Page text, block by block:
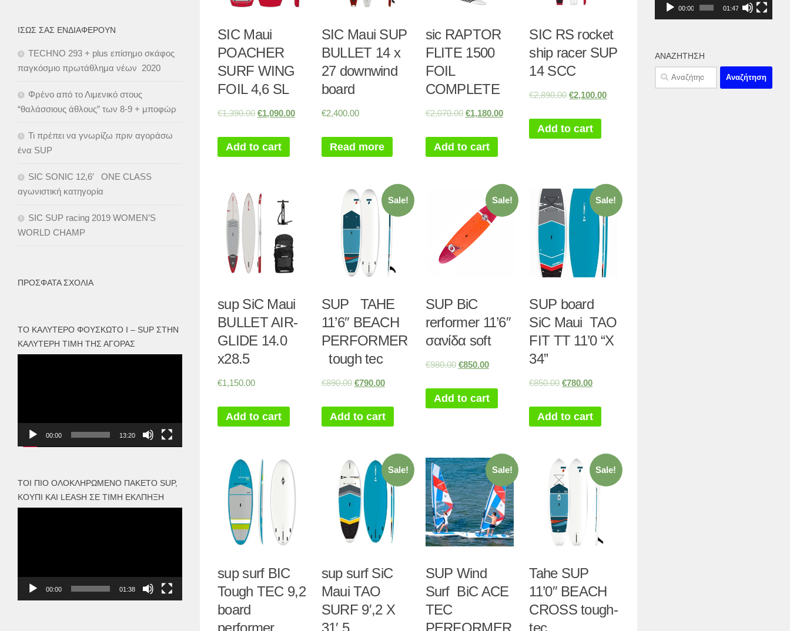
SIC Maui
POACHER
SURF WING
FOIL 4,6 SL
€1,390.00 €1,090.00
Add to cart
SIC Maui SUP
BULLET 14 x
27 downwind
board
€2,400.00
Read more
sic RAPTOR
FLITE 1500
FOIL
COMPLETE
€2,070.00 €1,180.00
Add to cart
SIC RS rocket
ship racer SUP
14 SCC
€2,890.00 €2,100.00
Add to cart
sup SiC Maui
BULLET AIR-
GLIDE 14.0
x28.5
€1,150.00
Add to cart
Sale!
SUP TAHE
11’6″ BEACH
PERFORMER
tough tec
€890.00 €790.00
Add to cart
Sale!
SUP BiC
rerformer 11’6″
σανίδα soft
€980.00 €850.00
Add to cart
Sale!
SUP board
SiC Maui TAO
FIT TT 11’0 “X
34”
€850.00 €780.00
Add to cart
sup surf BIC
Tough TEC 9,2
board
Sale!
sup surf SiC
Maui TAO
SURF 9′,2 X
Sale!
SUP Wind
Surf BiC ACE
TEC
Sale!
Tahe SUP
11’0″ BEACH
CROSS tough-
ΊΣΩΣ ΣΑΣ ΕΝΔΙΑΦΈΡΟΥΝ
TECHNO 293 + plus επίσημο σκάφος
παγκόσμιο πρωτάθλημα νέων 2020
Φρένο από το Λιμενικό στους
“θαλάσσιους άθλους” των 8-9 + μποφώρ
Τι πρέπει να γνωρίζω πριν αγοράσω
ένα SUP
SIC SONIC 12,6′ ONE CLASS
αγωνιστική κατηγορία
SIC SUP racing 2019 WOMEN’S
WORLD CHAMP
ΠΡΌΣΦΑΤΑ ΣΧΌΛΙΑ
ΤΟ ΚΑΛΎΤΕΡΟ ΦΟΥΣΚΩΤΟ I – SUP ΣΤΗΝ
ΚΑΛΎΤΕΡΗ ΤΙΜΉ ΤΗΣ ΑΓΟΡΆΣ
00:00 13:20
ΤΟΙ ΠΙΟ ΟΛΟΚΛΗΡΩΜΈΝΟ ΠΑΚΈΤΟ SUP,
ΚΟΥΠΊ ΚΑΙ LEASH ΣΕ ΤΙΜΉ ΈΚΛΠΗΞΗ
00:00 01:38
00:00 01:47
ΑΝΑΖΉΤΗΣΗ
Αναζήτηση
για: